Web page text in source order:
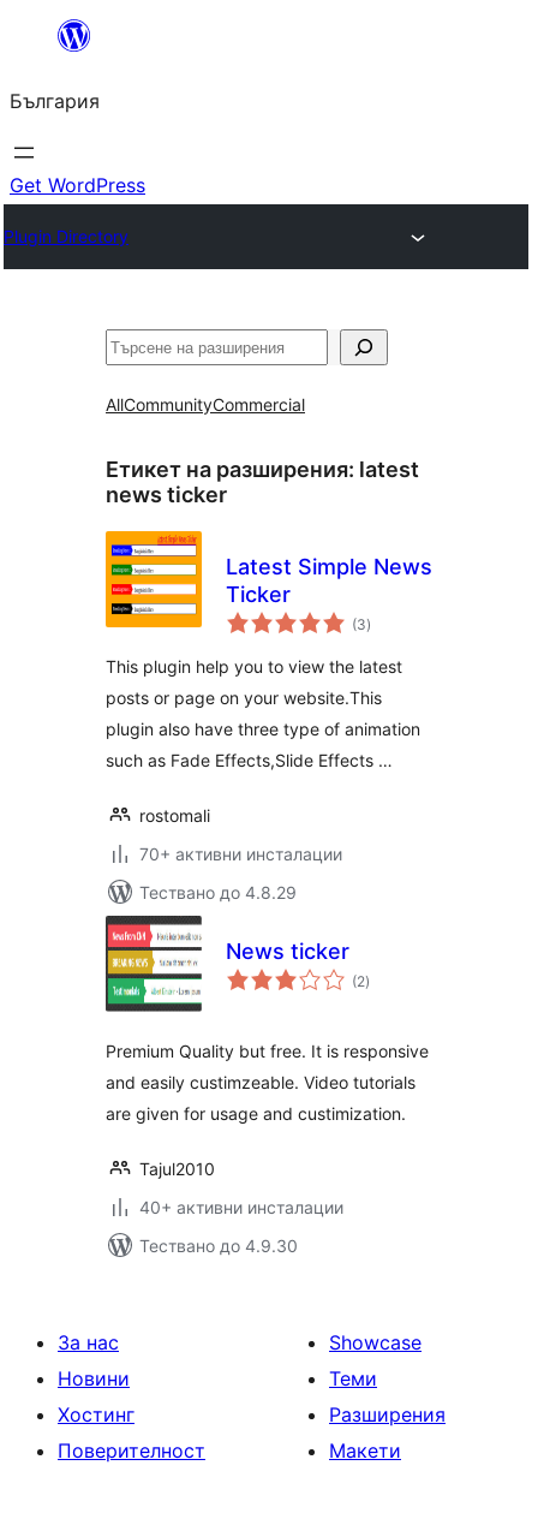
България
Get WordPress
Plugin Directory
Търсене
AllCommunityCommercial
Етикет на разширения: latest
news ticker
Latest Simple News
Ticker
(3общо
оценки
)
This plugin help you to view the latest
posts or page on your website.This
plugin also have three type of animation
such as Fade Effects,Slide Effects …
rostomali
70+ активни инсталации
Тествано до 4.8.29
News ticker
(2общо
оценки
)
Premium Quality but free. It is responsive
and easily custimzeable. Video tutorials
are given for usage and custimization.
Tajul2010
40+ активни инсталации
Тествано до 4.9.30
За нас
Новини
Хостинг
Поверителност
Showcase
Теми
Разширения
Макети